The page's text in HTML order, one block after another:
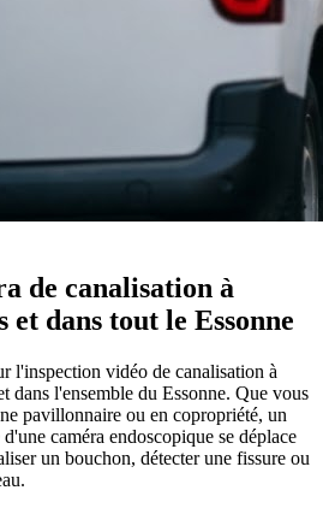
de canalisation à
et dans tout le Essonne
l'inspection vidéo de canalisation à
dans l'ensemble du Essonne. Que vous
pavillonnaire ou en copropriété, un
caméra endoscopique se déplace
un bouchon, détecter une fissure ou